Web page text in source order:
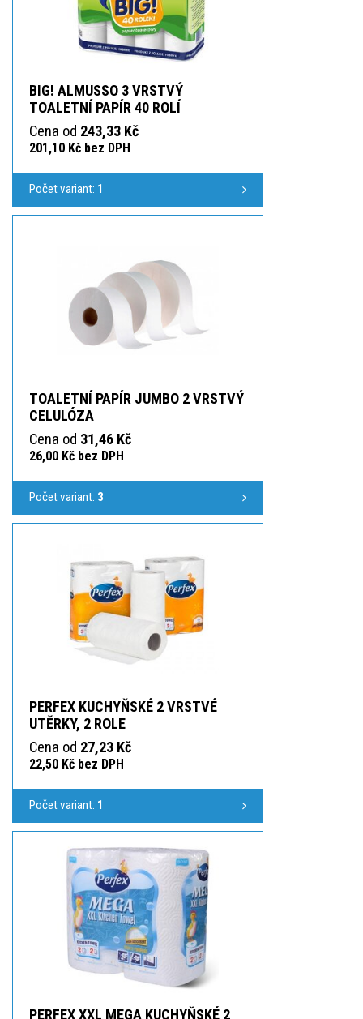
BIG! ALMUSSO 3 VRSTVÝ
TOALETNÍ PAPÍR 40 ROLÍ
Cena od 243,33 Kč
201,10 Kč bez DPH
Počet variant: 1
TOALETNÍ PAPÍR JUMBO 2 VRSTVÝ
CELULÓZA
Cena od 31,46 Kč
26,00 Kč bez DPH
Počet variant: 3
PERFEX KUCHYŇSKÉ 2 VRSTVÉ
UTĚRKY, 2 ROLE
Cena od 27,23 Kč
22,50 Kč bez DPH
Počet variant: 1
PERFEX XXL MEGA KUCHYŇSKÉ 2